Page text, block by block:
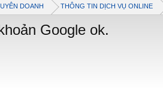
DOANH THÔNG TIN DỊCH VỤ ONLINE
Google ok.